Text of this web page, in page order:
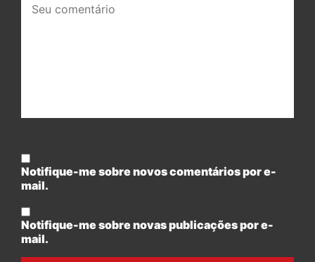
comentário:
Notifique-me sobre novos comentários por e-
mail.
Notifique-me sobre novas publicações por e-
mail.